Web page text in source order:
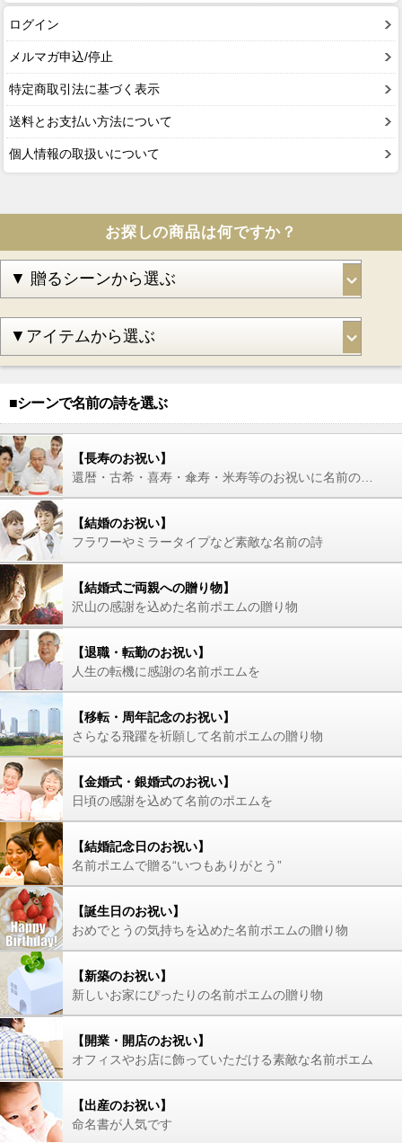
ログイン
メルマガ申込/停止
特定商取引法に基づく表示
送料とお支払い方法について
個人情報の取扱いについて
お探しの商品は何ですか？
■シーンで名前の詩を選ぶ
【長寿のお祝い】
【結婚のお祝い】
フラワーやミラータイプなど素敵な名前の詩
【結婚式ご両親への贈り物】
沢山の感謝を込めた名前ポエムの贈り物
【退職・転勤のお祝い】
人生の転機に感謝の名前ポエムを
【移転・周年記念のお祝い】
さらなる飛躍を祈願して名前ポエムの贈り物
【金婚式・銀婚式のお祝い】
日頃の感謝を込めて名前のポエムを
【結婚記念日のお祝い】
名前ポエムで贈る“いつもありがとう”
【誕生日のお祝い】
おめでとうの気持ちを込めた名前ポエムの贈り物
【新築のお祝い】
新しいお家にぴったりの名前ポエムの贈り物
【開業・開店のお祝い】
オフィスやお店に飾っていただける素敵な名前ポエム
【出産のお祝い】
命名書が人気です